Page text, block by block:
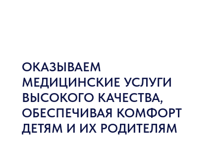
ОКАЗЫВАЕМ
МЕДИЦИНСКИЕ УСЛУГИ
ВЫСОКОГО КАЧЕСТВА,
ОБЕСПЕЧИВАЯ КОМФОРТ
ДЕТЯМ И ИХ РОДИТЕЛЯМ